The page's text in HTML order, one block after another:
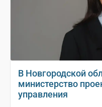
В Новгородской
министерство
управления